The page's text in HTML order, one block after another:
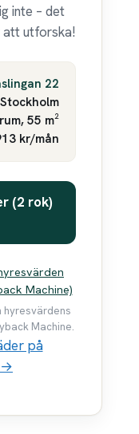
inte – det
att utforska!
22
Stockholm
55 m²
kr/mån
(2 rok)
Machine)
hyresvärdens
Machine.
på
→